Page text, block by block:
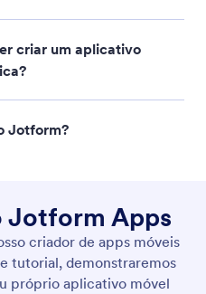
criar um aplicativo
Jotform?
Jotform Apps
criador de apps móveis
tutorial, demonstraremos
próprio aplicativo móvel